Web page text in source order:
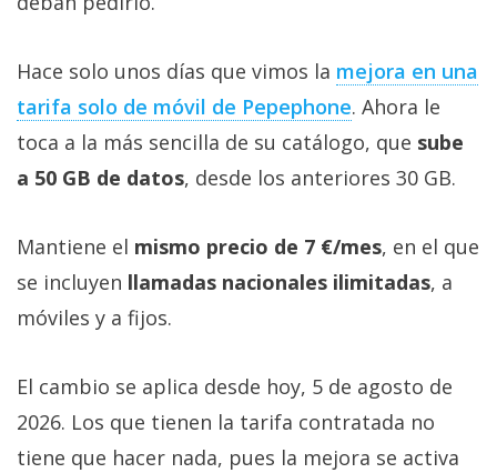
Hace solo unos días que vimos la mejora en una
tarifa solo de móvil de Pepephone‎. Ahora le
toca a la más sencilla de su catálogo, que sube
a 50 GB de datos, desde los anteriores 30 GB.
Mantiene el mismo precio de 7 €/mes, en el que
se incluyen llamadas nacionales ilimitadas, a
móviles y a fijos.
El cambio se aplica desde hoy, 5 de agosto de
2026. Los que tienen la tarifa contratada no
tiene que hacer nada, pues la mejora se activa